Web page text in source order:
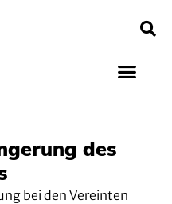
des
bei den Vereinten